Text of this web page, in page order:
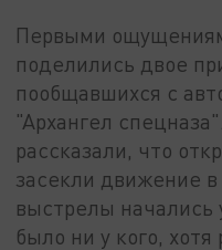
Первыми
поделились двое
пообщавшихся с
"Архангел
рассказали, что
засекли движение
выстрелы начались
было ни у кого,